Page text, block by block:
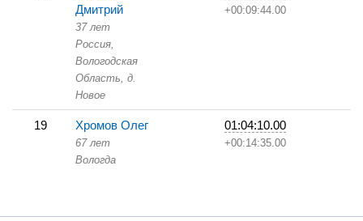
Дмитрий
37 лет
Россия,
Вологодская
Область, д.
Новое
+00:09:44.00
19 Хромов Олег
67 лет
Вологда
01:04:10.00
+00:14:35.00